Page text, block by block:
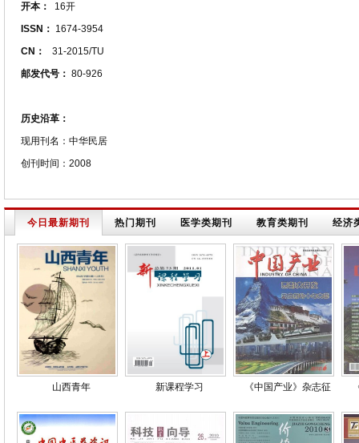
开本：
16开
ISSN： 1674-3954
CN：
31-2015/TU
邮发代号： 80-926
历史沿革：
现用刊名：中华民居
创刊时间：2008
今日最新期刊 热门期刊 医学类期刊 教育类期刊 经济
山西青年 新课程学习 《中国产业》杂志征